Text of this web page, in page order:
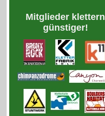
Mitglieder klettern
günstiger!